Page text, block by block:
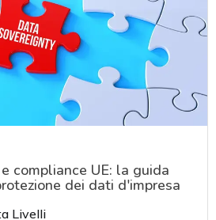
compliance UE: la guida
dei dati d'impresa
Livelli